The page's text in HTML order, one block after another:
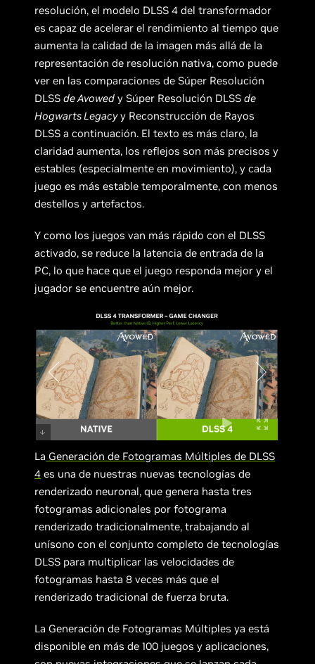
resolución, el modelo DLSS 4 del transformador
es capaz de acelerar el rendimiento al tiempo que
aumenta la calidad de la imagen más allá de la
representación de resolución nativa, como puede
ver en las comparaciones de Súper Resolución
DLSSde Avowed y Súper Resolución DLSSde
Hogwarts Legacyy Reconstrucción de Rayos
DLSS a continuación. El texto es más claro, la
claridad aumenta, los reflejos son más precisos y
estables (especialmente en movimiento), y cada
juego es más estable temporalmente, con menos
destellos y artefactos.
Y como los juegos van más rápido con el DLSS
activado, se reduce la latencia de entrada de la
PC, lo que hace que el juego responda mejor y el
jugador se encuentre aún mejor.
La Generación de Fotogramas Múltiples de DLSS
4 es una de nuestras nuevas tecnologías de
renderizado neuronal, que genera hasta tres
fotogramas adicionales por fotograma
renderizado tradicionalmente, trabajando al
unísono con el conjunto completo de tecnologías
DLSS para multiplicar las velocidades de
fotogramas hasta 8 veces más que el
renderizado tradicional de fuerza bruta.
La Generación de Fotogramas Múltiples ya está
disponible en más de 100 juegos y aplicaciones,